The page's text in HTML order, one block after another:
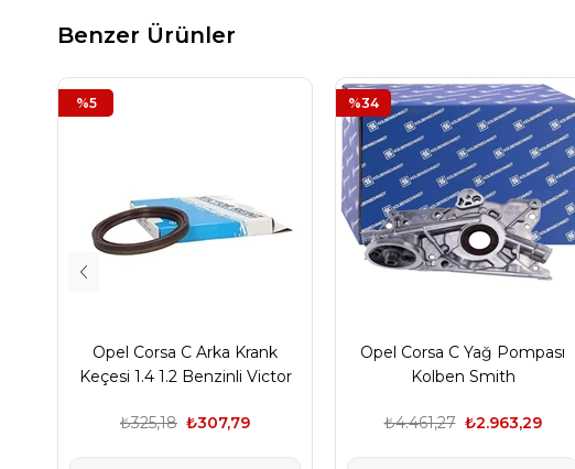
Benzer Ürünler
Opel Corsa C Arka Krank
Keçesi 1.4 1.2 Benzinli Victor
₺307,79
₺325,18
%5
Opel Corsa C Yağ Pompası
Kolben Smith
₺2.963,29
₺4.461,27
%34